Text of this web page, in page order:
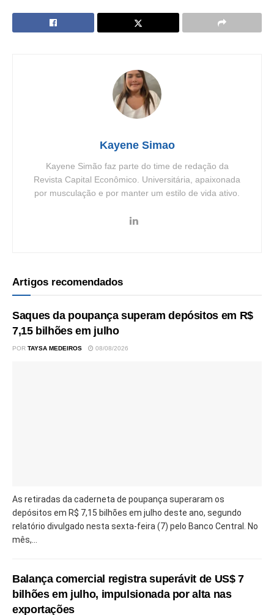
Kayene Simao
Kayene Simão faz parte do time de redação da
Revista Capital Econômico. Universitária, apaixonada
por musculação e por manter um estilo de vida ativo.
Artigos recomendados
Saques da poupança superam depósitos em R$
7,15 bilhões em julho
POR TAYSA MEDEIROS 08/08/2026
As retiradas da caderneta de poupança superaram os
depósitos em R$ 7,15 bilhões em julho deste ano, segundo
relatório divulgado nesta sexta-feira (7) pelo Banco Central. No
mês,...
Balança comercial registra superávit de US$ 7
bilhões em julho, impulsionada por alta nas
exportações